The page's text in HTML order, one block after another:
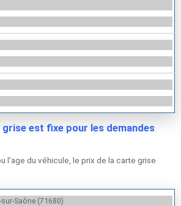
est fixe pour les demandes
l’age du véhicule, le prix de la carte grise
Saône (71680)